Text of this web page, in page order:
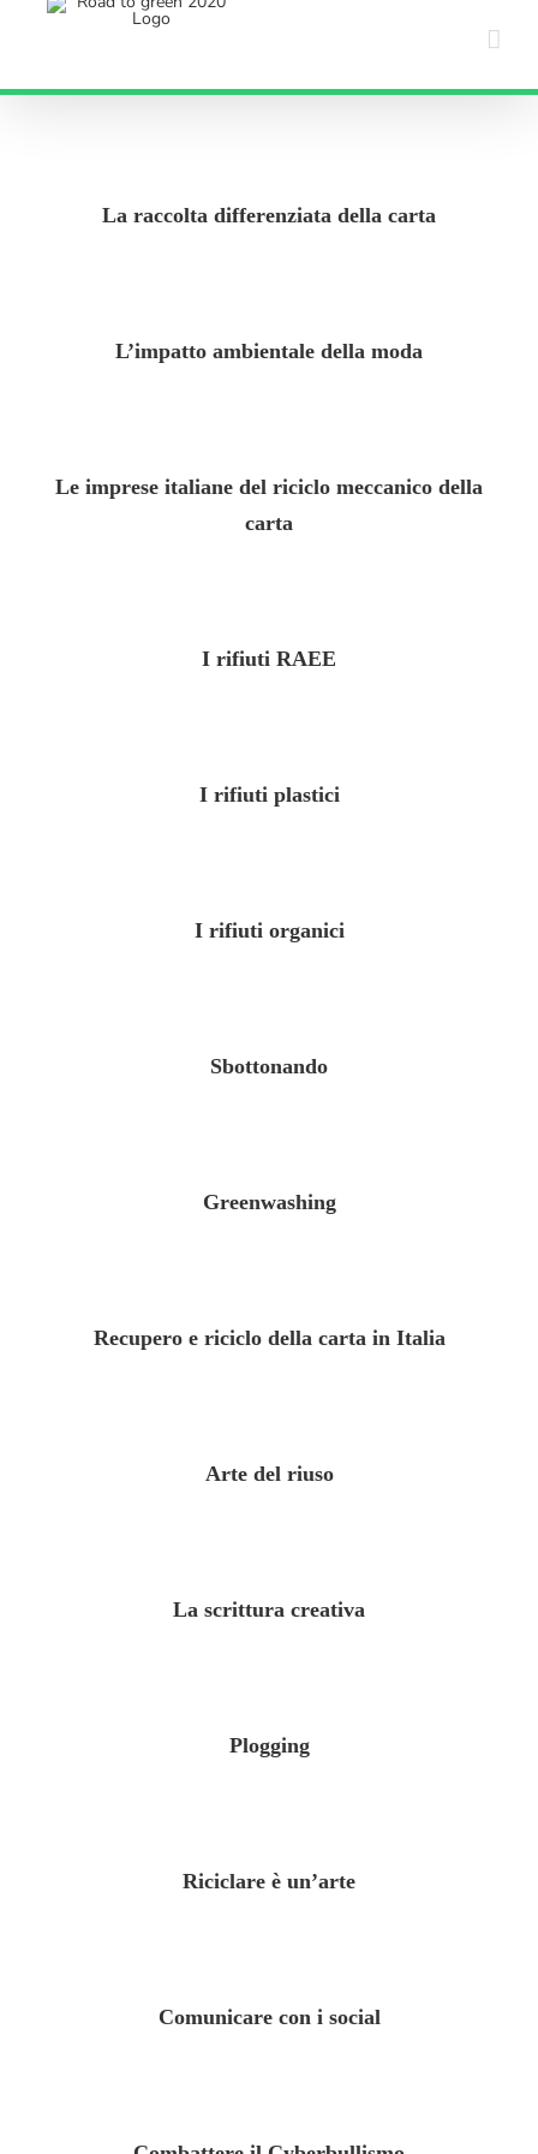
La raccolta differenziata della carta
L’impatto ambientale della moda
Le imprese italiane del riciclo meccanico della
carta
I rifiuti RAEE
I rifiuti plastici
I rifiuti organici
Sbottonando
Greenwashing
Recupero e riciclo della carta in Italia
Arte del riuso
La scrittura creativa
Plogging
Riciclare è un’arte
Comunicare con i social